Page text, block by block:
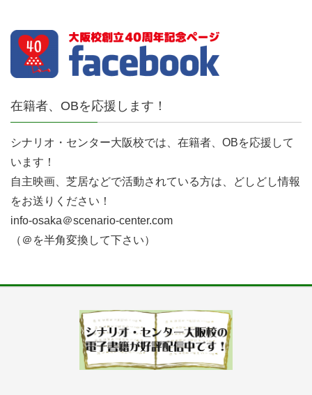
在籍者、OBを応援します！
シナリオ・センター大阪校では、在籍者、OBを応援して
います！
自主映画、芝居などで活動されている方は、どしどし情報
をお送りください！
info-osaka＠scenario-center.com
（＠を半角変換して下さい）